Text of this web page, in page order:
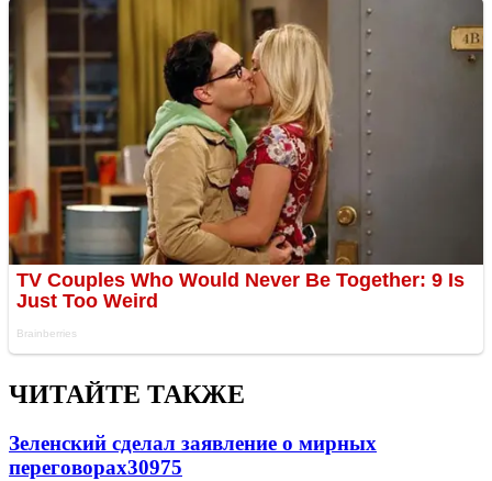
ЧИТАЙТЕ ТАКЖЕ
Зеленский сделал заявление о мирных
переговорах30975